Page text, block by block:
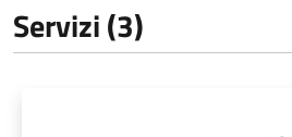
Servizi (3)